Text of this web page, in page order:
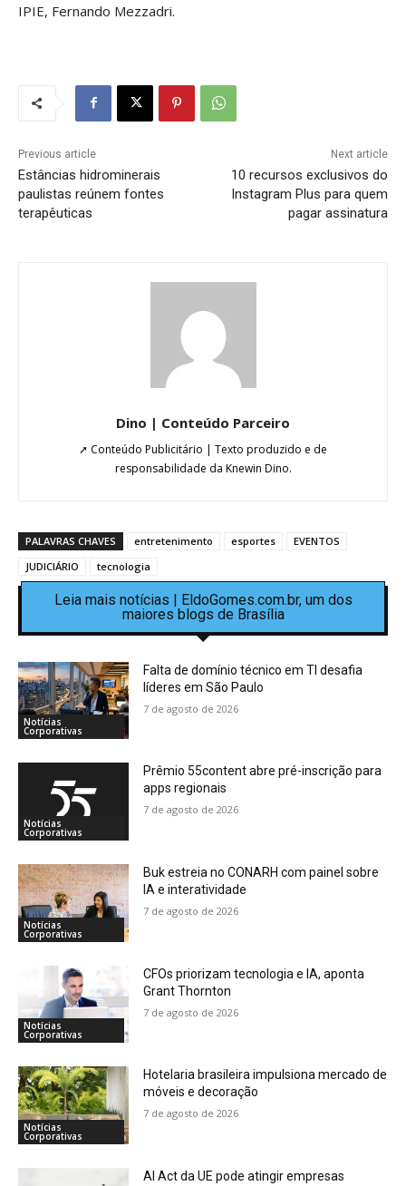
IPIE, Fernando Mezzadri.
Previous article
Estâncias hidrominerais
paulistas reúnem fontes
terapêuticas
Next article
10 recursos exclusivos do
Instagram Plus para quem
pagar assinatura
Dino | Conteúdo Parceiro
➚ Conteúdo Publicitário | Texto produzido e de
responsabilidade da Knewin Dino.
PALAVRAS CHAVES entretenimento esportes
EVENTOS
JUDICIÁRIO
tecnologia
Leia mais notícias | EldoGomes.com.br, um dos
maiores blogs de Brasília
Notícias
Corporativas
Falta de domínio técnico em TI desafia
líderes em São Paulo
7 de agosto de 2026
Notícias
Corporativas
Prêmio 55content abre pré-inscrição para
apps regionais
7 de agosto de 2026
Notícias
Corporativas
Buk estreia no CONARH com painel sobre
IA e interatividade
7 de agosto de 2026
Notícias
Corporativas
CFOs priorizam tecnologia e IA, aponta
Grant Thornton
7 de agosto de 2026
Notícias
Corporativas
Hotelaria brasileira impulsiona mercado de
móveis e decoração
7 de agosto de 2026
AI Act da UE pode atingir empresas